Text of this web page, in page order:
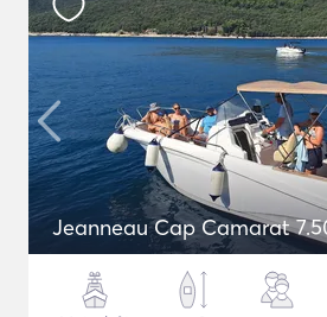
Jeanneau Cap Camarat